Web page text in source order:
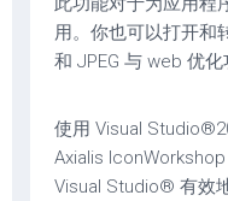
用。你也可以打开和
和 JPEG 与 web 优化
使用 Visual
Axialis
Visual Studio® 有效